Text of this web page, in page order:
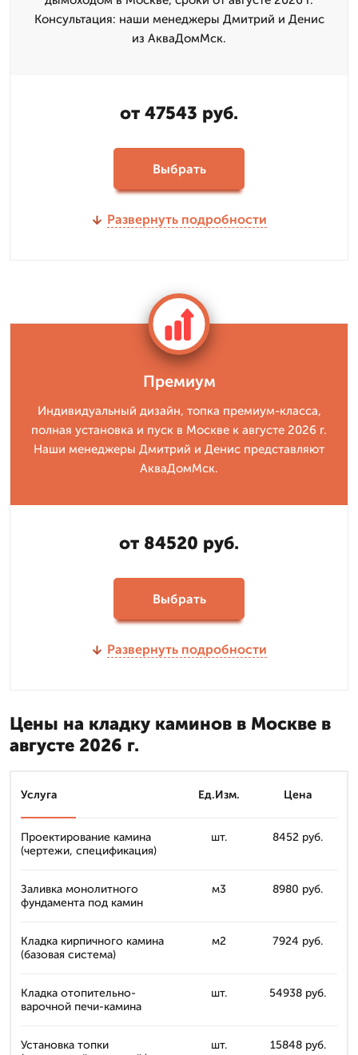
Консультация: наши менеджеры Дмитрий и Денис
из АкваДомМск.
от 47543 руб.
Выбрать
Развернуть подробности
Премиум
Индивидуальный дизайн, топка премиум-класса,
полная установка и пуск в Москве к августе 2026 г.
Наши менеджеры Дмитрий и Денис представляют
АкваДомМск.
от 84520 руб.
Выбрать
Развернуть подробности
Цены на кладку каминов в Москве в
августе 2026 г.
Услуга Ед.Изм. Цена
Проектирование камина
(чертежи, спецификация)
шт. 8452 руб.
Заливка монолитного
фундамента под камин
м3 8980 руб.
Кладка кирпичного камина
(базовая система)
м2 7924 руб.
Кладка отопительно-
варочной печи-камина
шт. 54938 руб.
Установка топки
шт. 15848 руб.